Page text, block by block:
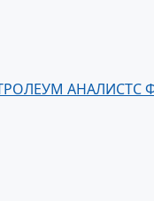
АНАЛИСТС